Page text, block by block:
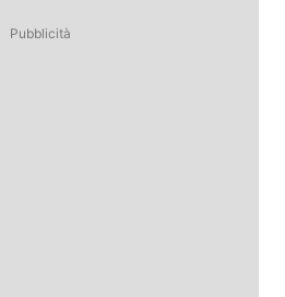
Pubblicità